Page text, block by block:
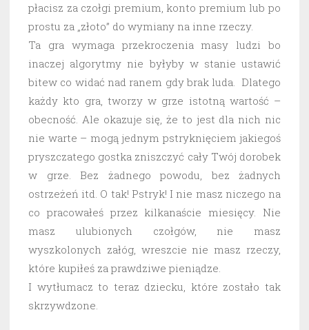
płacisz za czołgi premium, konto premium lub po
prostu za „złoto” do wymiany na inne rzeczy.
Ta gra wymaga przekroczenia masy ludzi bo
inaczej algorytmy nie byłyby w stanie ustawić
bitew co widać nad ranem gdy brak luda. Dlatego
każdy kto gra, tworzy w grze istotną wartość –
obecność. Ale okazuje się, że to jest dla nich nic
nie warte – mogą jednym pstryknięciem jakiegoś
pryszczatego gostka zniszczyć cały Twój dorobek
w grze. Bez żadnego powodu, bez żadnych
ostrzeżeń itd. O tak! Pstryk! I nie masz niczego na
co pracowałeś przez kilkanaście miesięcy. Nie
masz ulubionych czołgów, nie masz
wyszkolonych załóg, wreszcie nie masz rzeczy,
które kupiłeś za prawdziwe pieniądze.
I wytłumacz to teraz dziecku, które zostało tak
skrzywdzone.